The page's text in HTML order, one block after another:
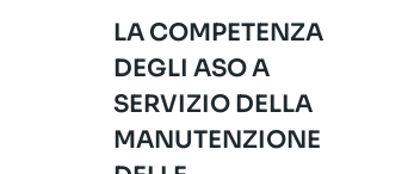
LA COMPETENZA
DEGLI ASO A
SERVIZIO DELLA
MANUTENZIONE